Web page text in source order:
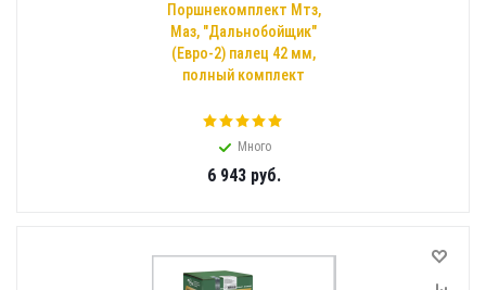
Поршнекомплект Мтз,
Маз, "Дальнобойщик"
(Евро-2) палец 42 мм,
полный комплект
Много
6 943руб.